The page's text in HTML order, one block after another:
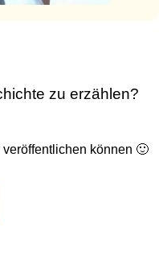
zu erzählen?
können 🙂